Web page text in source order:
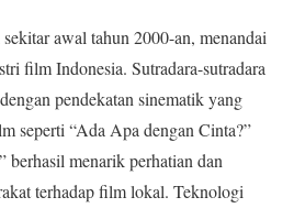
awal tahun 2000-an, menandai
film Indonesia. Sutradara-sutradara
pendekatan sinematik yang
seperti “Ada Apa dengan Cinta?”
berhasil menarik perhatian dan
terhadap film lokal. Teknologi